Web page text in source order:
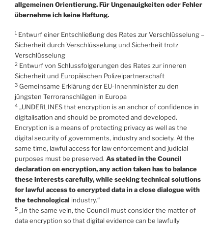
allgemeinen Orientierung. Für Ungenauigkeiten oder Fehler
übernehme ich keine Haftung.
1 Entwurf einer Entschließung des Rates zur Verschlüsselung –
Sicherheit durch Verschlüsselung und Sicherheit trotz
Verschlüsselung
2 Entwurf von Schlussfolgerungen des Rates zur inneren
Sicherheit und Europäischen Polizeipartnerschaft
3 Gemeinsame Erklärung der EU-Innenminister zu den
jüngsten Terroranschlägen in Europa
4 „UNDERLINES that encryption is an anchor of confidence in
digitalisation and should be promoted and developed.
Encryption is a means of protecting privacy as well as the
digital security of governments, industry and society. At the
same time, lawful access for law enforcement and judicial
purposes must be preserved. As stated in the Council
declaration on encryption, any action taken has to balance
these interests carefully, while seeking technical solutions
for lawful access to encrypted data in a close dialogue with
the technological industry.“
5 „In the same vein, the Council must consider the matter of
data encryption so that digital evidence can be lawfully